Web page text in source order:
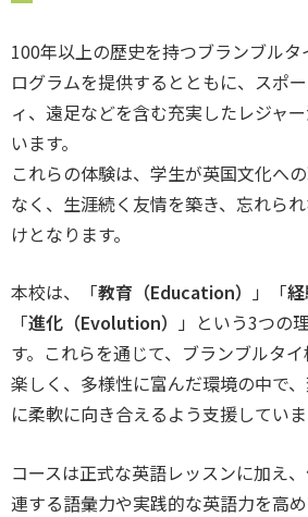
100年以上の歴史を持つブランブル
ログラムを提供するとともに、スポ
ィ、遠足などを含む充実したレジャ
います。
これらの体験は、学生が英国文化へ
なく、生涯続く友情を築き、忘れら
けとなります。
本校は、「教育（Education） 」「
「進化（Evolution）
」という3つの
す。これらを通じて、ブランブルタ
楽しく、多様性に富んだ環境の中で
に柔軟に向き合えるよう支援していま
コースは正式な英語レッスンに加え
連する語彙力や実践的な英語力を高